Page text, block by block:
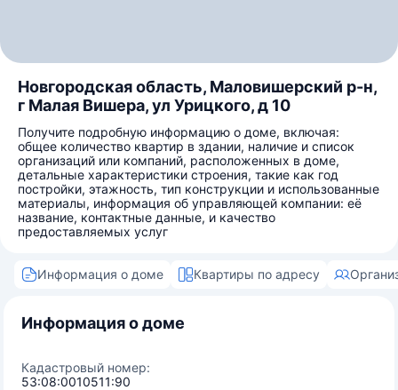
Новгородская область, Маловишерский р-н,
г Малая Вишера, ул Урицкого, д 10
Получите подробную информацию о доме, включая:
общее количество квартир в здании, наличие и список
организаций или компаний, расположенных в доме,
детальные характеристики строения, такие как год
постройки, этажность, тип конструкции и использованные
материалы, информация об управляющей компании: её
название, контактные данные, и качество
предоставляемых услуг
Информация о доме Квартиры по адресу
Информация о доме
Кадастровый номер:
53:08:0010511:90